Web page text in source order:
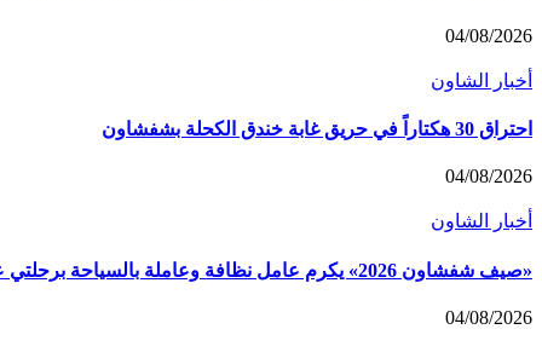
04/08/2026
أخبار الشاون
احتراق 30 هكتاراً في حريق غابة خندق الكحلة بشفشاون
04/08/2026
أخبار الشاون
«صيف شفشاون 2026» يكرم عامل نظافة وعاملة بالسياحة برحلتي عمرة
04/08/2026